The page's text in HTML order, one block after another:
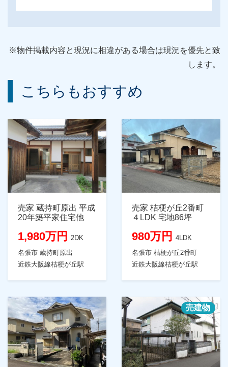
※物件掲載内容と現況に相違がある場合は現況を優先と致
します。
こちらもおすすめ
売家 蔵持町原出 平成
20年築平家住宅他
1,980万円
2DK
名張市 蔵持町原出
近鉄大阪線桔梗が丘駅
売家 桔梗が丘2番町
４LDK 宅地86坪
980万円
4LDK
名張市 桔梗が丘2番町
近鉄大阪線桔梗が丘駅
売建物